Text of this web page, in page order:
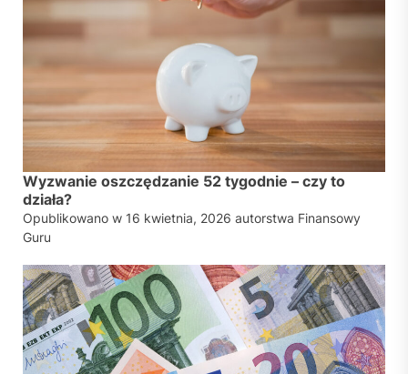
Wyzwanie oszczędzanie 52 tygodnie – czy to
działa?
Opublikowano w 16 kwietnia, 2026 autorstwa Finansowy
Guru